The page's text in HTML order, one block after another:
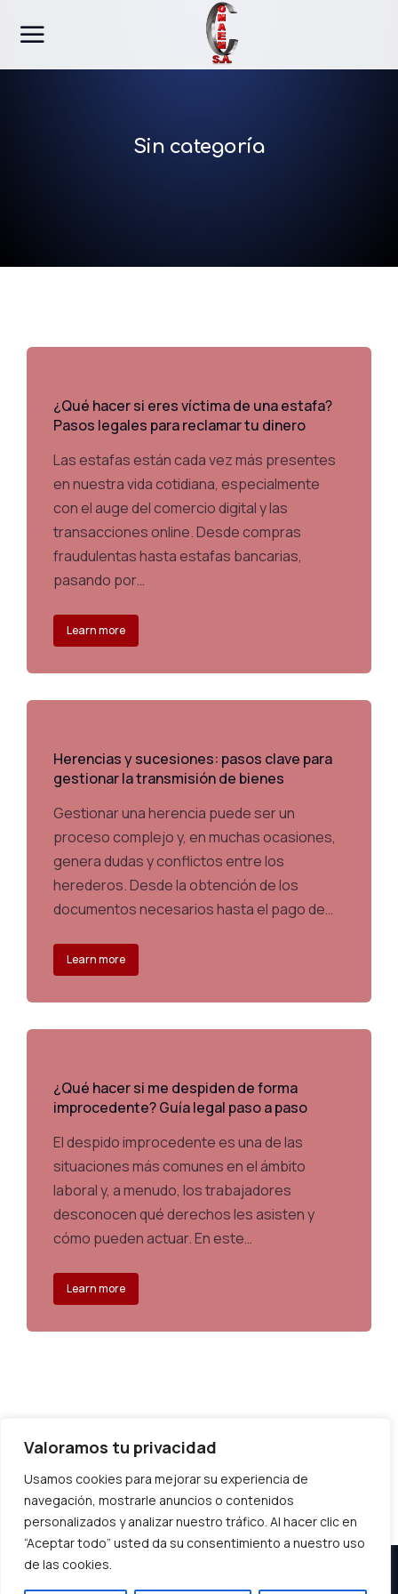
Valoramos tu privacidad
Usamos cookies para mejorar su experiencia de
navegación, mostrarle anuncios o contenidos
personalizados y analizar nuestro tráfico. Al hacer clic en
“Aceptar todo” usted da su consentimiento a nuestro uso
de las cookies.
Sin categoría
¿Qué hacer si eres víctima de una estafa?
Pasos legales para reclamar tu dinero
Las estafas están cada vez más presentes
en nuestra vida cotidiana, especialmente
con el auge del comercio digital y las
transacciones online. Desde compras
fraudulentas hasta estafas bancarias,
pasando por…
Learn more
Herencias y sucesiones: pasos clave para
gestionar la transmisión de bienes
Gestionar una herencia puede ser un
proceso complejo y, en muchas ocasiones,
genera dudas y conflictos entre los
herederos. Desde la obtención de los
documentos necesarios hasta el pago de…
Learn more
¿Qué hacer si me despiden de forma
improcedente? Guía legal paso a paso
El despido improcedente es una de las
situaciones más comunes en el ámbito
laboral y, a menudo, los trabajadores
desconocen qué derechos les asisten y
cómo pueden actuar. En este…
Learn more
Aviso Legal